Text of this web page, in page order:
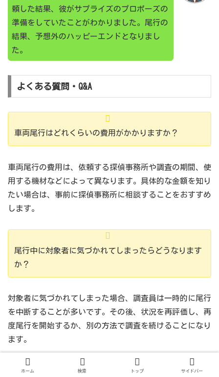
ジネスマンだった。物理的な尾行だけでは限界があっ
たため、対象者の車にGPS発信機を取り付けること
で、リアルタイムでの位置情報を取得。この情報を基
に、調査員は対象者の目的地や途中の停車地点での行
動を詳細に調査することができ、浮気の証拠を掴むこ
とができた。
繁に訪れる生活をしていた。調査員は数日間にわた
り、対象者の行動を詳細に記録。その結果、対象者が
頼した結果、彼がサプライズのプロポーズの
準備をしていたことがわかりました。尾行の
結果、予想外のハッピーエンドとなりまし
た。
よくある質問・Q&A
車両尾行はどれくらいの費用がかかりますか？
車両尾行の費用は、依頼する探偵事務所や調査の期間、使
用する機材などによって異なります。具体的な金額を知り
たい場合は、事前に探偵事務所に相談することをおすすめ
します。
尾行中に対象者に気づかれてしまったらどうなります
か？
対象者に気づかれてしまった場合、調査員は一時的に尾行
を中断することが多いです。その後、状況を再評価し、再
度尾行を開始するか、別の方法で調査を続けることになり
ます。
ホーム 検索 トップ サイドバー